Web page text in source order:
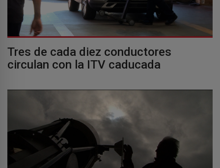
Tres de cada diez conductores
circulan con la ITV caducada